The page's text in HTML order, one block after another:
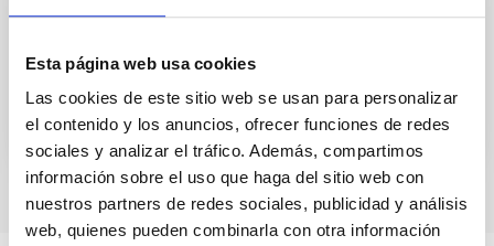
Esta página web usa cookies
Las cookies de este sitio web se usan para personalizar
el contenido y los anuncios, ofrecer funciones de redes
sociales y analizar el tráfico. Además, compartimos
información sobre el uso que haga del sitio web con
nuestros partners de redes sociales, publicidad y análisis
web, quienes pueden combinarla con otra información